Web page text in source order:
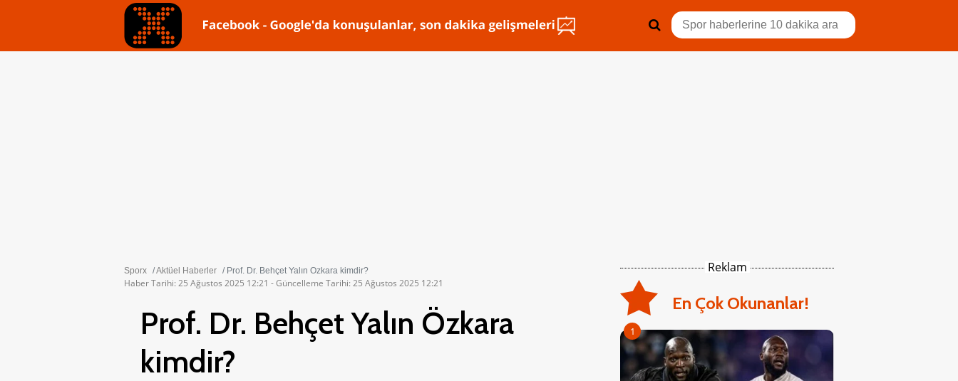
Sporx Aktüel Haberler Prof. Dr. Behçet Yalın Özkara kimdir?
Haber Tarihi: 25 Ağustos 2025 12:21 - Güncelleme Tarihi: 25 Ağustos 2025 12:21
Prof. Dr. Behçet Yalın Özkara
kimdir?
Reklam
En Çok Okunanlar!
1